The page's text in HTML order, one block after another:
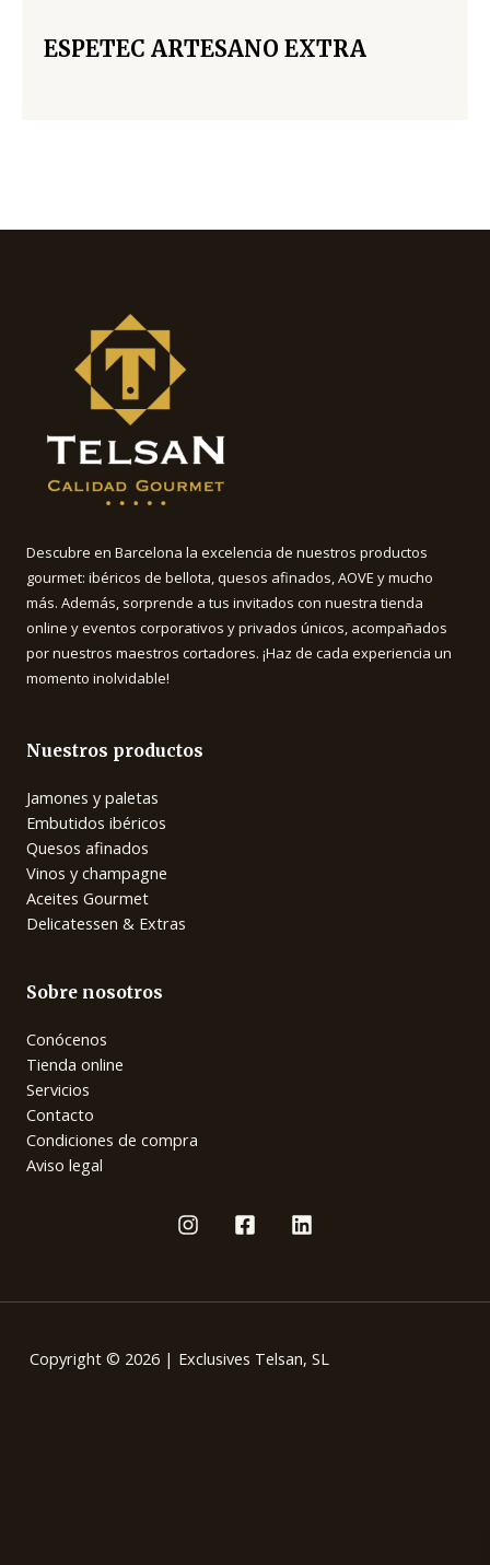
ESPETEC ARTESANO EXTRA
Descubre en Barcelona la excelencia de nuestros productos
gourmet: ibéricos de bellota, quesos afinados, AOVE y mucho
más. Además, sorprende a tus invitados con nuestra tienda
online y eventos corporativos y privados únicos, acompañados
por nuestros maestros cortadores. ¡Haz de cada experiencia un
momento inolvidable!
Nuestros productos
Jamones y paletas
Embutidos ibéricos
Quesos afinados
Vinos y champagne
Aceites Gourmet
Delicatessen & Extras
Sobre nosotros
Conócenos
Tienda online
Servicios
Contacto
Condiciones de compra
Aviso legal
Copyright © 2026 | Exclusives Telsan, SL